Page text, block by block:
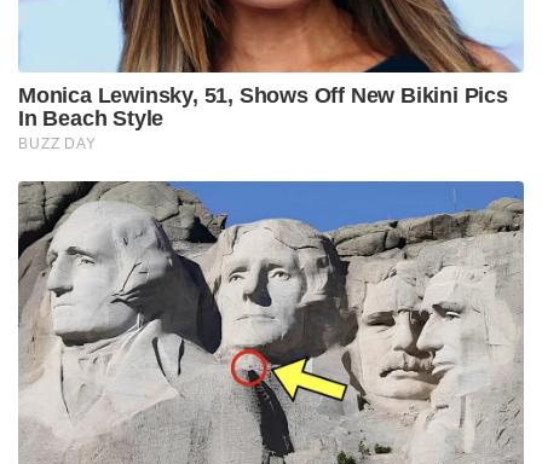
Monica Lewinsky, 51, Shows Off New Bikini Pics
In Beach Style
BUZZ DAY